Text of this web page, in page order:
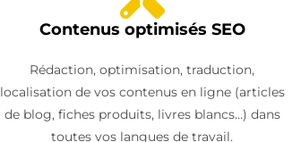
Contenus optimisés SEO
Rédaction, optimisation, traduction,
localisation de vos contenus en ligne (articles
de blog, fiches produits, livres blancs…) dans
toutes vos langues de travail.